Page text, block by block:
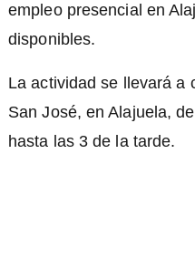
empleo presencial en
disponibles.
La actividad se llevará a
San José, en Alajuela,
hasta las 3 de la tarde.